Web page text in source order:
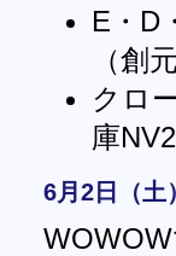
E・D
（創
クロ
庫
6月2日（土）